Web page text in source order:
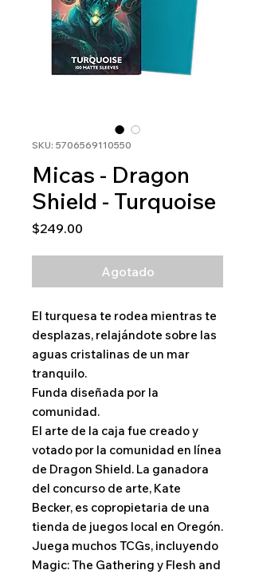
SKU: 5706569110550
Micas - Dragon
Shield - Turquoise
$249.00
Agotado
El turquesa te rodea mientras te
desplazas, relajándote sobre las
aguas cristalinas de un mar
tranquilo.
Funda diseñada por la
comunidad.
El arte de la caja fue creado y
votado por la comunidad en línea
de Dragon Shield. La ganadora
del concurso de arte, Kate
Becker, es copropietaria de una
tienda de juegos local en Oregón.
Juega muchos TCGs, incluyendo
Magic: The Gathering y Flesh and